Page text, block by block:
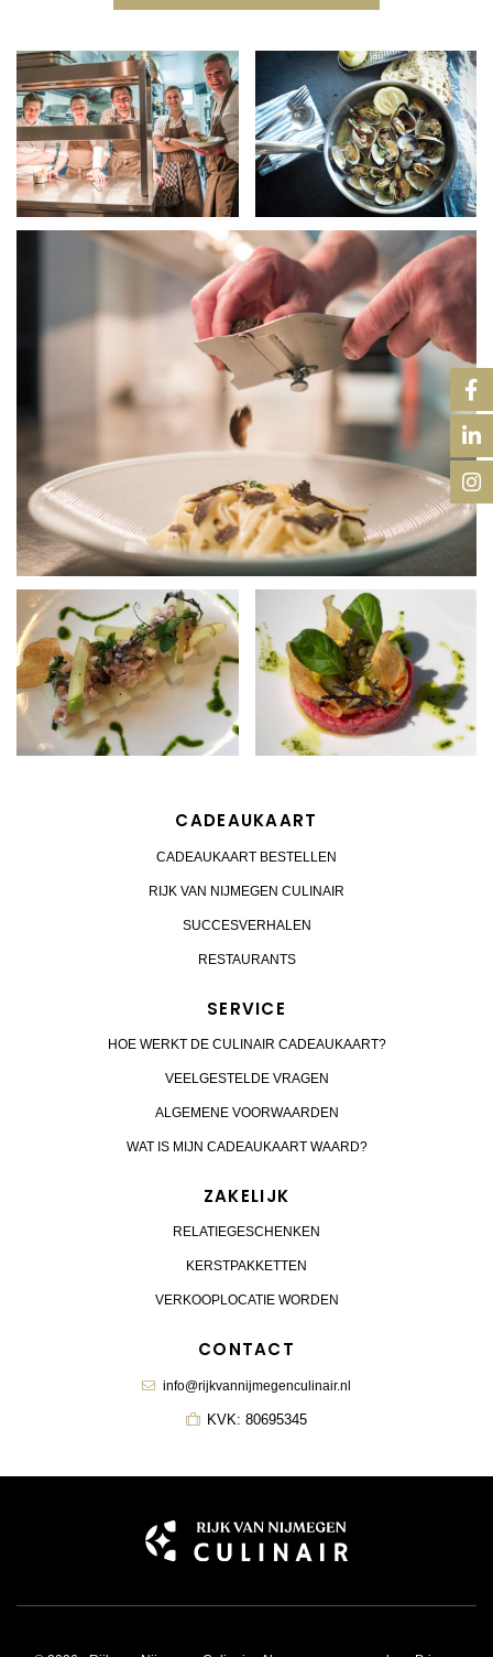
CADEAUKAART
CADEAUKAART BESTELLEN
RIJK VAN NIJMEGEN CULINAIR
SUCCESVERHALEN
RESTAURANTS
SERVICE
HOE WERKT DE CULINAIR CADEAUKAART?
VEELGESTELDE VRAGEN
ALGEMENE VOORWAARDEN
WAT IS MIJN CADEAUKAART WAARD?
ZAKELIJK
RELATIEGESCHENKEN
KERSTPAKKETTEN
VERKOOPLOCATIE WORDEN
CONTACT
info@rijkvannijmegenculinair.nl
KVK: 80695345